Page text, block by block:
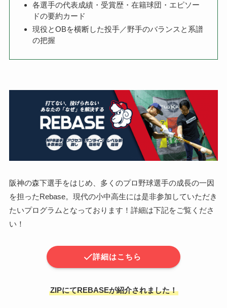
各選手の代表成績・受賞歴・在籍球団・エピソー
ドの要約カード
現役とOBを横断した投手／野手のバランスと系譜
の把握
阪神の森下選手をはじめ、多くのプロ野球選手の成長の一因
を担ったRebase。現代の小中高生には是非参加していただき
たいプログラムとなっております！詳細は下記をご覧くださ
い！
詳細はこちら
ZIPにてREBASEが紹介されました！